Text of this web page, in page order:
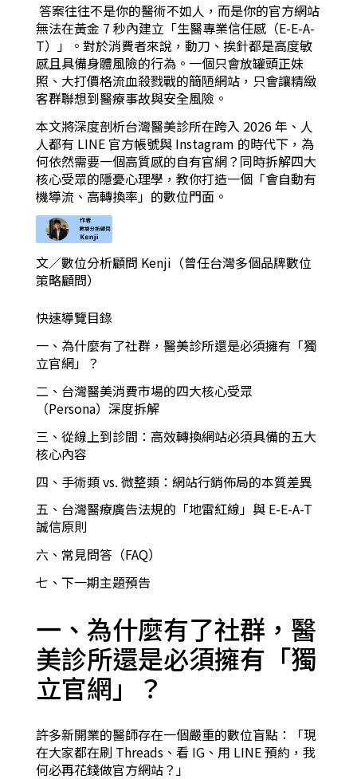
答案往往不是你的醫術不如人，而是你的官方網站
無法在黃金 7 秒內建立「生醫專業信任感（E-E-A-
T）」。對於消費者來說，動刀、挨針都是高度敏
感且具備身體風險的行為。一個只會放罐頭正妹
照、大打價格流血殺戮戰的簡陋網站，只會讓精緻
客群聯想到醫療事故與安全風險。
本文將深度剖析台灣醫美診所在跨入 2026 年、人
人都有 LINE 官方帳號與 Instagram 的時代下，為
何依然需要一個高質感的自有官網？同時拆解四大
核心受眾的隱憂心理學，教你打造一個「會自動有
機導流、高轉換率」的數位門面。
文／數位分析顧問 Kenji（曾任台灣多個品牌數位
策略顧問）
快速導覽目錄
一、為什麼有了社群，醫美診所還是必須擁有「獨
立官網」？
二、台灣醫美消費市場的四大核心受眾
（Persona）深度拆解
三、從線上到診間：高效轉換網站必須具備的五大
核心內容
四、手術類 vs. 微整類：網站行銷佈局的本質差異
五、台灣醫療廣告法規的「地雷紅線」與 E-E-A-T
誠信原則
六、常見問答（FAQ）
七、下一期主題預告
一、為什麼有了社群，醫
美診所還是必須擁有「獨
立官網」？
許多新開業的醫師存在一個嚴重的數位盲點：「現
在大家都在刷 Threads、看 IG、用 LINE 預約，我
何必再花錢做官方網站？」